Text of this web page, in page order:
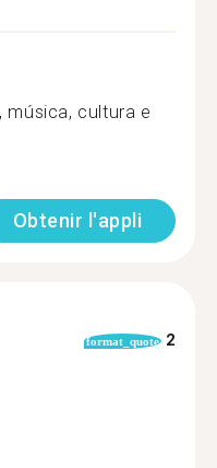
música, cultura e
Obtenir l'appli
format_quote 2